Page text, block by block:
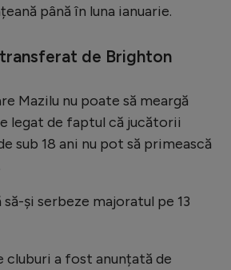
1
2024
până în luna ianuarie.
de Brighton
Mazilu nu poate să meargă
legat de faptul că jucătorii
sub 18 ani nu pot să primească
să-și serbeze majoratul pe 13
cluburi a fost anunțată de